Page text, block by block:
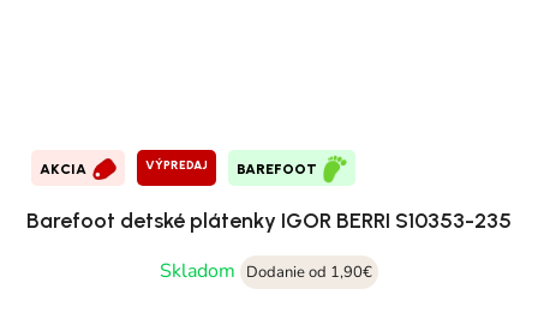
AKCIA VÝPREDAJ BAREFOOT
Barefoot detské plátenky IGOR BERRI S10353-235
Skladom
Dodanie od 1,90€